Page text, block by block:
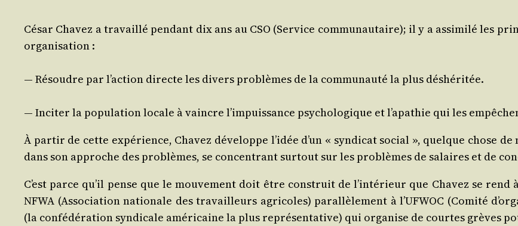
César Cha­vez a tra­vaillé pen­dant dix ans au CSO (Ser­vice com­mu­nau­taire); il y a assi­mi­lé les
organisation :
— Résoudre par l’action directe les divers pro­blèmes de la com­mu­nau­té la plus déshéritée.
— Inci­ter la popu­la­tion locale à vaincre l’impuissance psy­cho­lo­gique et l’apathie qui les
À par­tir de cette expé­rience, Cha­vez déve­loppe l’idée d’un « syn­di­cat social », quelque chose
dans son approche des pro­blèmes, se concen­trant sur­tout sur les pro­blèmes de salaires et de
C’est parce qu’il pense que le mou­ve­ment doit être construit de l’intérieur que Cha­vez se
NFWA (Asso­cia­tion natio­nale des tra­vailleurs agri­coles) paral­lè­le­ment à l’UFWOC (Comi­té
(la confé­dé­ra­tion syn­di­cale amé­ri­caine la plus repré­sen­ta­tive) qui orga­nise de courtes grèves